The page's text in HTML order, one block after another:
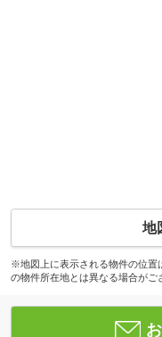
地
※地図上に表示される物件の位置
の物件所在地とは異なる場合がご